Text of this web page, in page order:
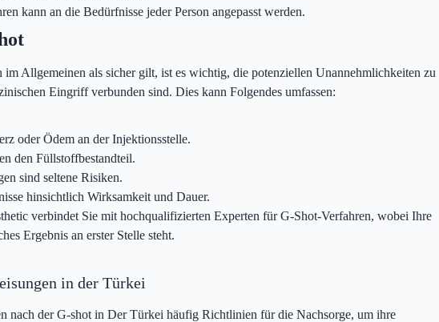
kann an die Bedürfnisse jeder Person angepasst werden.
Allgemeinen als sicher gilt, ist es wichtig, die potenziellen Unannehmlichkeiten zu
Eingriff verbunden sind. Dies kann Folgendes umfassen:
oder Ödem an der Injektionsstelle.
den Füllstoffbestandteil.
sind seltene Risiken.
hinsichtlich Wirksamkeit und Dauer.
verbindet Sie mit hochqualifizierten Experten für G-Shot-Verfahren, wobei Ihre
Ergebnis an erster Stelle steht.
in der Türkei
nach der G-shot in Der Türkei häufig Richtlinien für die Nachsorge, um ihre